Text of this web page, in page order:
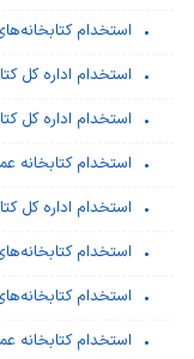
استخدام
استخدام اداره کل
استخدام اداره کل
استخدام کتابخانه
استخدام اداره کل
استخدام
استخدام کتابخانه‌های
استخدام کتابخانه